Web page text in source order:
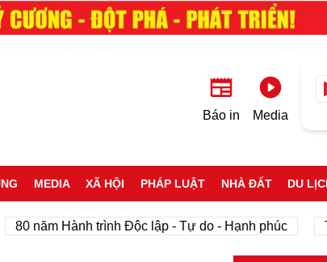
Báo in Media
MEDIA XÃ HỘI PHÁP LUẬT NHÀ ĐẤT DU
Hành trình Độc lập - Tự do - Hạnh phúc Tôi